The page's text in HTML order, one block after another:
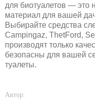
для биотуалетов —
материал для вашей
Выбирайте средства
Campingaz, ThetFord,
производят только
безопасны для вашей
туалеты.
Автор: